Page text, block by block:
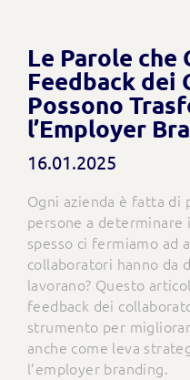
Le Parole che
Feedback dei
Possono
l’Employer
16.01.2025
Ogni azienda è fatta di
persone a determinare
spesso ci fermiamo ad
collaboratori hanno da
lavorano? Questo
feedback dei
strumento per
anche come leva
l’employer branding.